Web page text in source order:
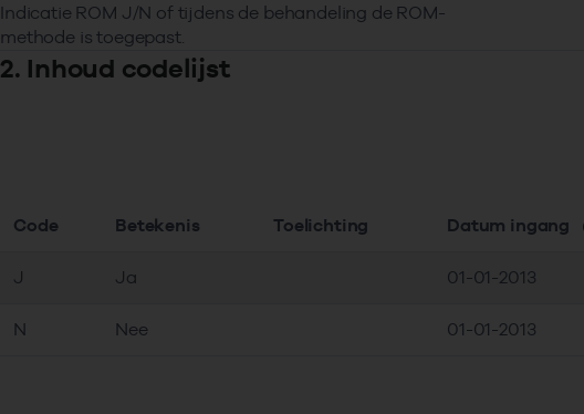
Indicatie ROM J/N of tijdens de behandeling de ROM-
methode is toegepast.
2. Inhoud codelijst
Code Betekenis Toelichting Datum ingang
J Ja 01-01-2013
N Nee 01-01-2013